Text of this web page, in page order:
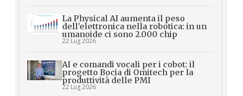
La Physical AI aumenta il peso
dell’elettronica nella robotica: in un
umanoide ci sono 2.000 chip
22 Lug 2026
AI e comandi vocali per i cobot: il
progetto Bocia di Omitech per la
produttività delle PMI
22 Lug 2026